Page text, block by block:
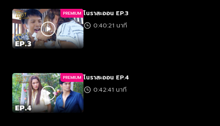
PREMIUM โนราสะออน EP.3
0:40:21 นาที
PREMIUM โนราสะออน EP.4
0:42:41 นาที